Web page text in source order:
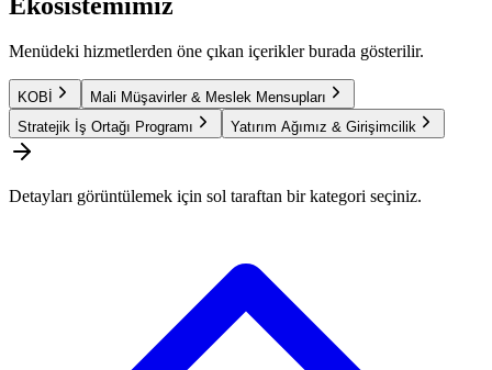
Menüdeki hizmetlerden öne çıkan içerikler burada gösterilir.
KOBİ
Mali Müşavirler & Meslek Mensupları
Stratejik İş Ortağı Programı
Yatırım Ağımız & Girişimcilik
Detayları görüntülemek için sol taraftan bir kategori seçiniz.